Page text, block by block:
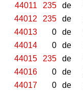
44011
235 de
44012
235 de
44013
0 de
44014
0 de
44015
235 de
44016
0 de
44017
0 de